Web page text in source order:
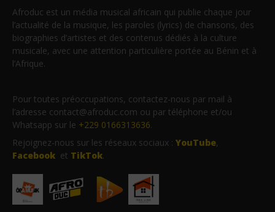
Afroduc est un média musical africain qui publie chaque jour
l’actualité de la musique, les paroles (lyrics) de chansons, des
biographies d’artistes et des contenus dédiés à la culture
musicale, avec une attention particulière portée au Bénin et à
l’Afrique.
Pour toutes préoccupations, contactez-nous par mail à
l’adresse contact@afroduc.com ou par téléphone et/ou
Whatsapp sur le +229 0166313636.
Rejoignez-nous sur les réseaux sociaux : YouTube,
Facebook et TikTok.